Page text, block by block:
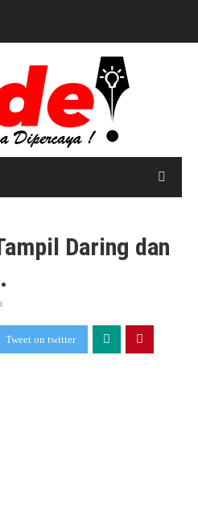
Daring dan
Tweet on twitter